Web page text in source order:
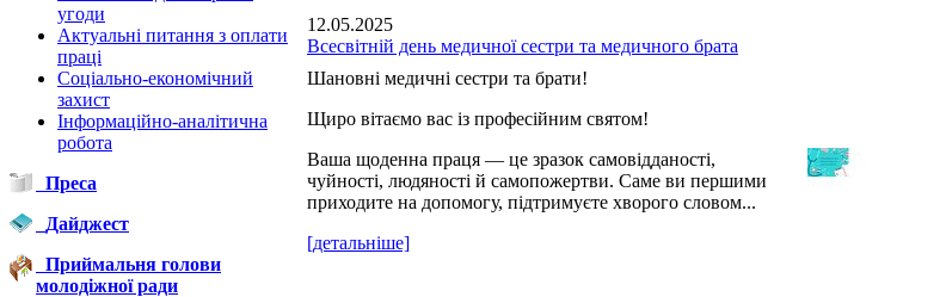
угоди
Актуальні питання з оплати
праці
Соціально-економічний
захист
Інформаційно-аналітична
робота
Преса
Дайджест
Приймальня голови
молодіжної ради
12.05.2025
Всесвітній день медичної сестри та медичного брата
Шановні медичні сестри та брати!
Щиро вітаємо вас із професійним святом!
Ваша щоденна праця — це зразок самовідданості,
чуйності, людяності й самопожертви. Саме ви першими
приходите на допомогу, підтримуєте хворого словом...
[детальніше]